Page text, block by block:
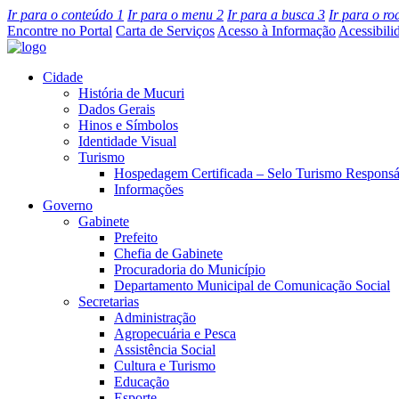
Ir para o conteúdo 1 Ir para o menu 2 Ir para a busca 3 Ir para o
Encontre no Portal Carta de Serviços Acesso à Informação
Cidade
História de Mucuri
Dados Gerais
Hinos e Símbolos
Identidade Visual
Turismo
Hospedagem Certificada – Selo Turismo
Informações
Governo
Gabinete
Prefeito
Chefia de Gabinete
Procuradoria do Município
Departamento Municipal de Comunicação Social
Secretarias
Administração
Agropecuária e Pesca
Assistência Social
Cultura e Turismo
Educação